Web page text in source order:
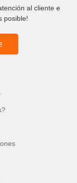
al cliente e
posible!